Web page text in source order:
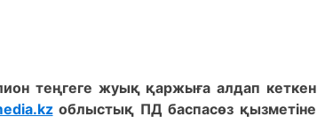
теңгеге жуық қаржыға алдап кеткен
облыстық ПД баспасөз қызметіне